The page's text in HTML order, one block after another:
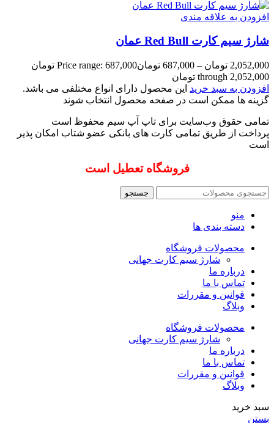
افزودن به علاقه مندی
شارژ سیم کارت Red Bull عمان
2,052,000 تومان –
687,000 تومان
Price range: 687,000 تومان
through 2,052,000 تومان
افزودن به سبد خرید این محصول دارای انواع مختلفی می باشد.
گزینه ها ممکن است در صفحه محصول انتخاب شوند
تمامی حقوق وب‌سایت برای تاپ آپ سیم محفوظ است
پرداخت از طریق تمامی کارت های بانکی عضو شتاب امکان پذیر
است
فروشگاه تعطیل است
جستجو
منو
دسته بندی ها
محصولات فروشگاه
شارژ سیم کارت جهانی
درباره ما
تماس با ما
قوانین و مقررات
وبلاگ
محصولات فروشگاه
شارژ سیم کارت جهانی
درباره ما
تماس با ما
قوانین و مقررات
وبلاگ
سبد خرید
بستن